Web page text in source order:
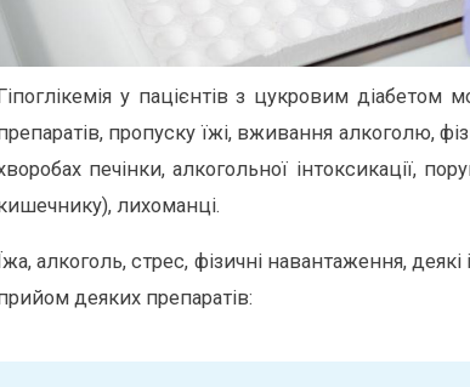
у пацієнтів з цукровим
пропуску їжі, вживання алкоголю,
печінки, алкогольної інтоксикації,
лихоманці.
алкоголь, стрес, фізичні навантаження,
деяких препаратів: